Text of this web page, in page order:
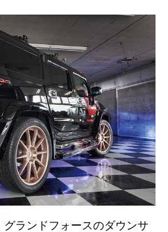
ランドフォースのダウンサ